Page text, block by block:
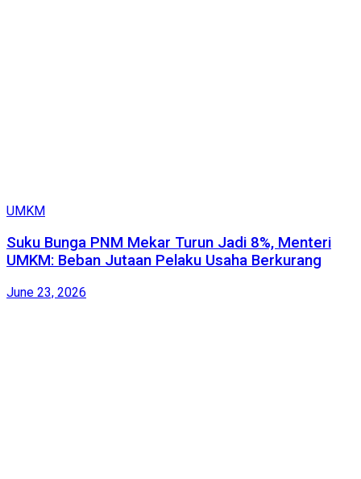
UMKM
Suku Bunga PNM Mekar Turun Jadi 8%, Menteri
UMKM: Beban Jutaan Pelaku Usaha Berkurang
June 23, 2026